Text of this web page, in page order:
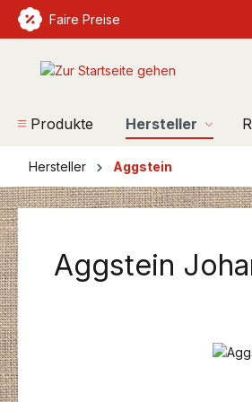
Zur Hauptnavigation
Faire Preise
Produkte Hersteller
Hersteller Aggstein
Aggstein
Bildergalerie überspringen